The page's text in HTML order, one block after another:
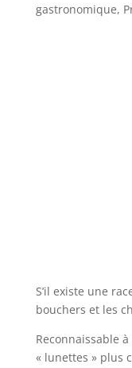
gastronomique,
S’il existe une
bouchers et les
Reconnaissable
« lunettes » plus